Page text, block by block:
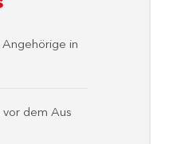
in
vor dem Aus